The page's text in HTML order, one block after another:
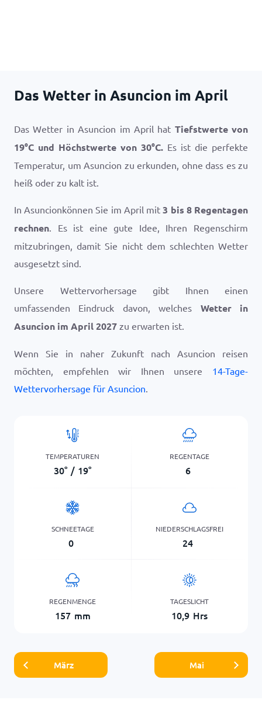
Das Wetter in Asuncion im April
Das Wetter in Asuncion im April hat Tiefstwerte von
19°C und Höchstwerte von 30°C. Es ist die perfekte
Temperatur, um Asuncion zu erkunden, ohne dass es zu
heiß oder zu kalt ist.
In Asuncionkönnen Sie im April mit3 bis 8 Regentagen
rechnen. Es ist eine gute Idee, Ihren Regenschirm
mitzubringen, damit Sie nicht dem schlechten Wetter
ausgesetzt sind.
Unsere Wettervorhersage gibt Ihnen einen
umfassenden Eindruck davon, welches Wetter in
Asuncion im April 2027 zu erwarten ist.
Wenn Sie in naher Zukunft nach Asuncion reisen
möchten, empfehlen wir Ihnen unsere 14-Tage-
Wettervorhersage für Asuncion.
TEMPERATUREN
30° / 19°
REGENTAGE
6
SCHNEETAGE
0
NIEDERSCHLAGSFREI
24
REGENMENGE
157 mm
TAGESLICHT
10,9 Hrs
März Mai